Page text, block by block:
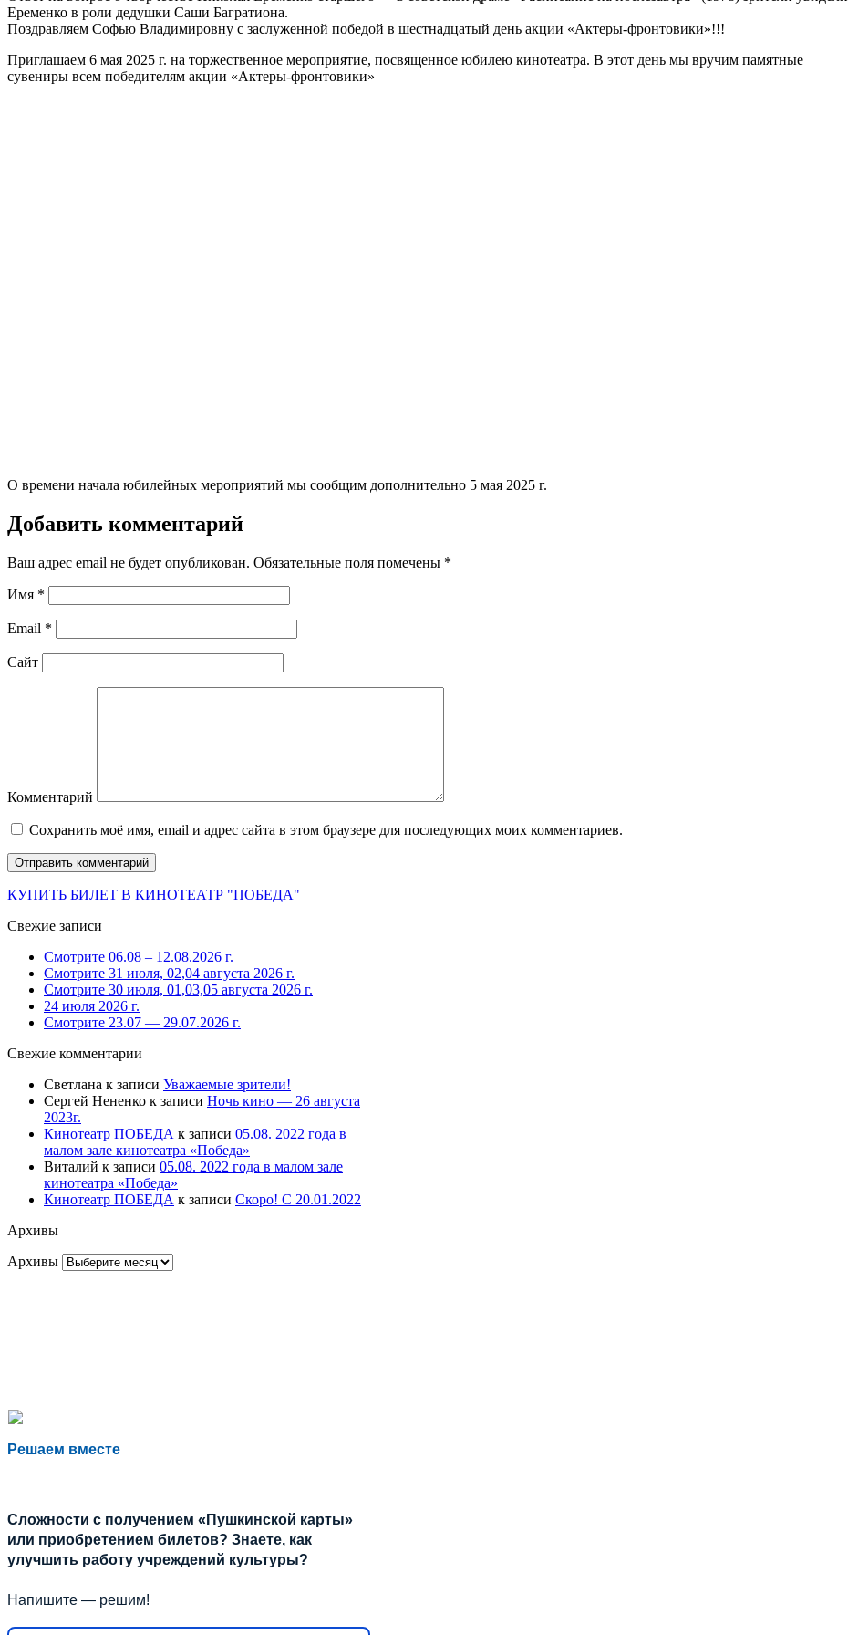
Еременко в роли дедушки Саши Багратиона.
Поздравляем Софью Владимировну с заслуженной победой в шестнадцатый день акции «Актеры-фронтовики»!!!
Приглашаем 6 мая 2025 г. на торжественное мероприятие, посвященное юбилею кинотеатра. В этот день мы вручим памятные
сувениры всем победителям акции «Актеры-фронтовики»
О времени начала юбилейных мероприятий мы сообщим дополнительно 5 мая 2025 г.
Добавить комментарий
Ваш адрес email не будет опубликован. Обязательные поля помечены *
Имя *
Email *
Сайт
Комментарий
Сохранить моё имя, email и адрес сайта в этом браузере для последующих моих комментариев.
КУПИТЬ БИЛЕТ В КИНОТЕАТР "ПОБЕДА"
Свежие записи
Смотрите 06.08 – 12.08.2026 г.
Смотрите 31 июля, 02,04 августа 2026 г.
Смотрите 30 июля, 01,03,05 августа 2026 г.
24 июля 2026 г.
Смотрите 23.07 — 29.07.2026 г.
Свежие комментарии
Светлана к записи Уважаемые зрители!
Сергей Нененко к записи Ночь кино — 26 августа
2023г.
Кинотеатр ПОБЕДА к записи 05.08. 2022 года в
малом зале кинотеатра «Победа»
Виталий к записи 05.08. 2022 года в малом зале
кинотеатра «Победа»
Кинотеатр ПОБЕДА к записи Скоро! С 20.01.2022
Архивы
Архивы
Решаем вместе
Сложности с получением «Пушкинской карты»
или приобретением билетов? Знаете, как
улучшить работу учреждений культуры?
Напишите — решим!